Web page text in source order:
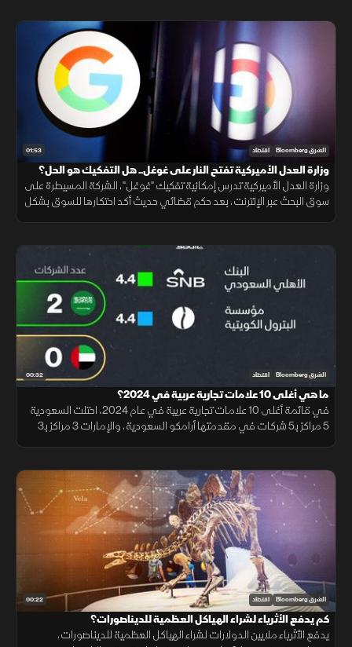
01:53 الشرق Bloomberg اقتصاد
وزارة العدل الأميركية تفتح النار على غوغل.. هل التفكيك هو الحل؟
وزارة العدل الأميركية تدرس إمكانية تفكيك "غوغل"، الشركة المسيطرة على
سوق البحث عبر الإنترنت، بعد حكم قضائي حديث أكد احتكارها للسوق بشكل
00:32 الشرق Bloomberg اقتصاد
‏ما هي أغلى 10 علامات تجارية عربية في 2024؟‎
في قائمة أغلى 10 علامات تجارية عربية في عام 2024، احتلت السعودية
5 مراكز بـ5 شركات في مقدمتها أرامكو السعودية، والإمارات 3 مراكز بـ3
00:22 الشرق Bloomberg اقتصاد
‏كم يدفع الأثرياء لشراء الهياكل العظمية للديناصورات؟‎
يدفع الأثرياء ملايين الدولارات لشراء الهياكل العظمية للديناصورات،